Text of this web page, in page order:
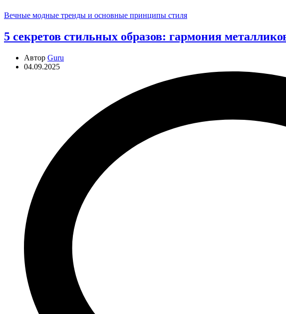
Рубрики
Вечные модные тренды и основные принципы стиля
5 секретов стильных образов: гармония
Автор Guru
04.09.2025